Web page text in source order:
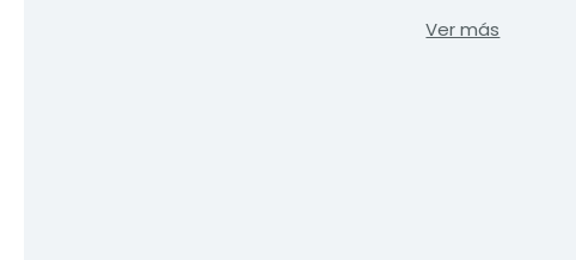
Ver más